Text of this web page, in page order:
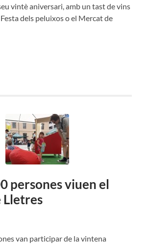
vintè aniversari, amb un tast de vins
dels peluixos o el Mercat de
persones viuen el
Lletres
van participar de la vintena